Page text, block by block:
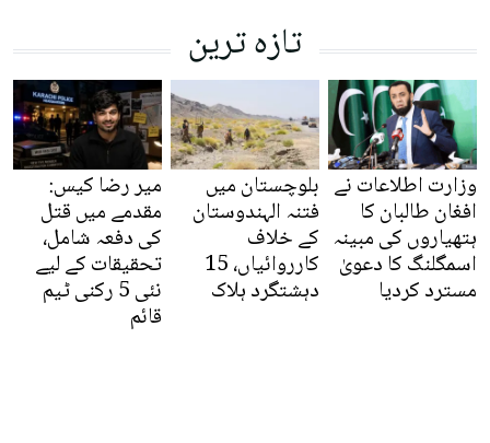
تازہ ترین
وزارت اطلاعات نے
افغان طالبان کا
ہتھیاروں کی مبینہ
اسمگلنگ کا دعویٰ
مسترد کردیا
بلوچستان میں
فتنہ الہندوستان
کے خلاف
کارروائیاں، 15
دہشتگرد ہلاک
میر رضا کیس:
مقدمے میں قتل
کی دفعہ شامل،
تحقیقات کے لیے
نئی 5 رکنی ٹیم
قائم